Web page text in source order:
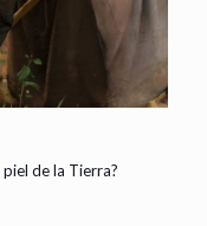
de la Tierra?